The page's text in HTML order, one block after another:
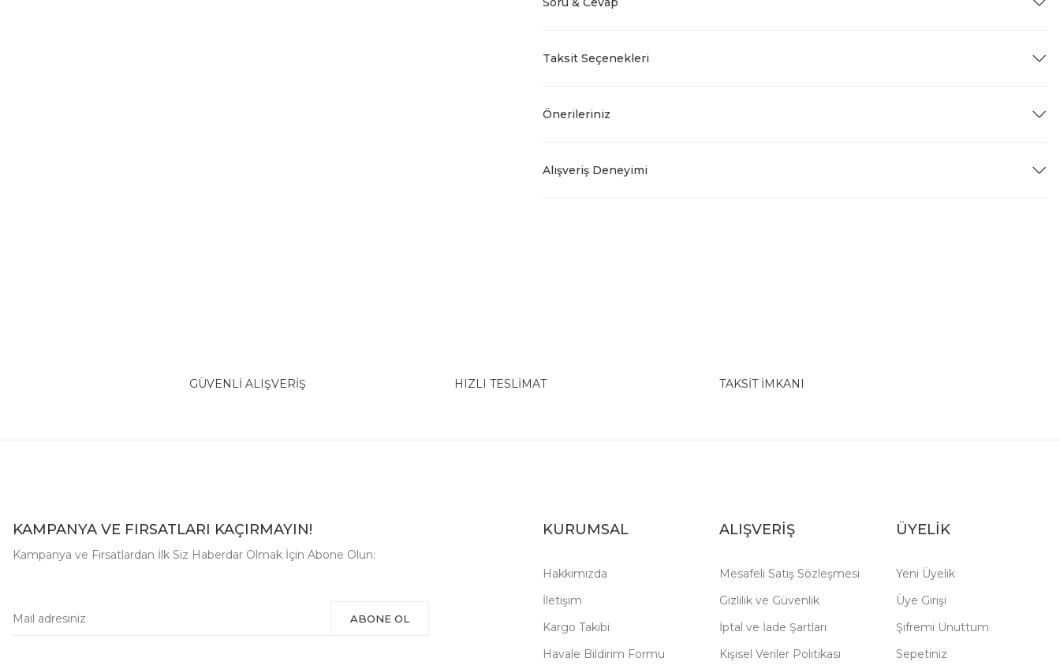
Taksit Seçenekleri
Önerileriniz
Alışveriş Deneyimi
GÜVENLİ ALIŞVERİŞ HIZLI TESLİMAT TAKSİT İMKANI
KAMPANYA VE FIRSATLARI KAÇIRMAYIN!
Kampanya ve Fırsatlardan İlk Siz Haberdar Olmak İçin Abone Olun:
ABONE OL
KURUMSAL
Hakkımızda
İletişim
Kargo Takibi
Havale Bildirim Formu
ALIŞVERİŞ
Mesafeli Satış Sözleşmesi
Gizlilik ve Güvenlik
İptal ve İade Şartları
Kişisel Veriler Politikası
ÜYELİK
Yeni Üyelik
Üye Girişi
Şifremi Unuttum
Sepetiniz